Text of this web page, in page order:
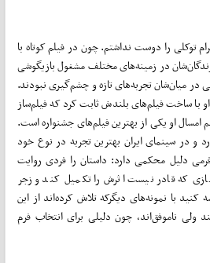
توکلی را دوست نداشتم. چون در فیلم کوتاه با
در زمینه‌های مختلف مشغول بازیگوشی
در میان‌شان تجربه‌های تازه و چشم‌گیری نبودند.
با ساخت فیلم‌های بلندش ثابت کرد که فیلم‌ساز
او یکی از بهترین فیلم‌های جشنواره است.
و در سینمای ایران بهترین تجربه در نوع خود
دلیل محکمی دارد: داستان را فردی روایت
که قادر نیست اثرش را تکمیل کند و زجر
با نمونه‌های دیگرکه تلاش کرده‌اند از این
ولی ناموفق‌اند، چون دلیلی برای انتخاب فرم